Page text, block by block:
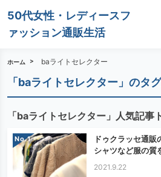
50代女性・レディースフ
ァッション通販生活
ホーム baライトセレクター
「baライトセレクター」のタ
「baライトセレクター」人気記事
No.
ドゥクラッセ通
シャツなど服の質
2021.9.22